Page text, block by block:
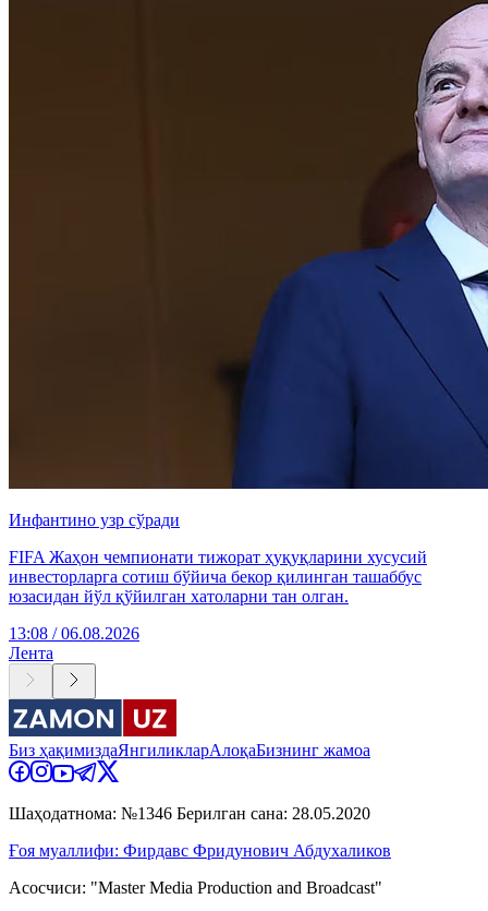
Инфантино узр сўради
FIFA Жаҳон чемпионати тижорат ҳуқуқларини хусусий
инвесторларга сотиш бўйича бекор қилинган ташаббус
юзасидан йўл қўйилган хатоларни тан олган.
13:08 / 06.08.2026
Лента
Биз ҳақимиздаЯнгиликларАлоқаБизнинг жамоа
Шаҳодатнома: №1346 Берилган сана: 28.05.2020
Ғоя муаллифи: Фирдавс Фридунович Абдухаликов
Асосчиси: "Master Media Production and Broadcast"